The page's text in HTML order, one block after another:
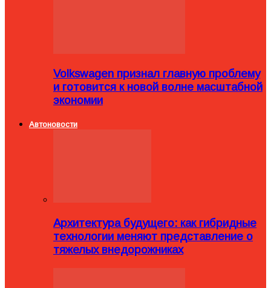
Volkswagen признал главную проблему
и готовится к новой волне масштабной
экономии
Автоновости
Архитектура будущего: как гибридные
технологии меняют представление о
тяжелых внедорожниках